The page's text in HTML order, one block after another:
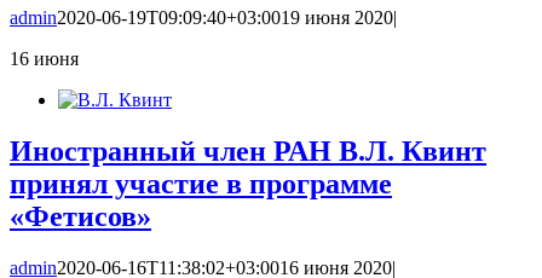
admin2020-06-19T09:09:40+03:0019 июня 2020|
16 июня
Иностранный член РАН В.Л. Квинт
принял участие в программе
«Фетисов»
admin2020-06-16T11:38:02+03:0016 июня 2020|